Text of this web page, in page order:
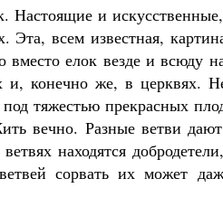
Настоящие и
всем известная,
вместо елок везде и всюду
и, конечно же, в церквях.
тяжестью прекрасных
вечно. Разные ветви
находятся
сорвать их может
Кирилл Мурышев